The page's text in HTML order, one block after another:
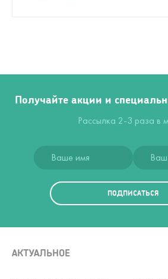
Получайте акции и
Рассылка 2-3 раза в
ПОДПИСАТЬСЯ
АКТУАЛЬНОЕ